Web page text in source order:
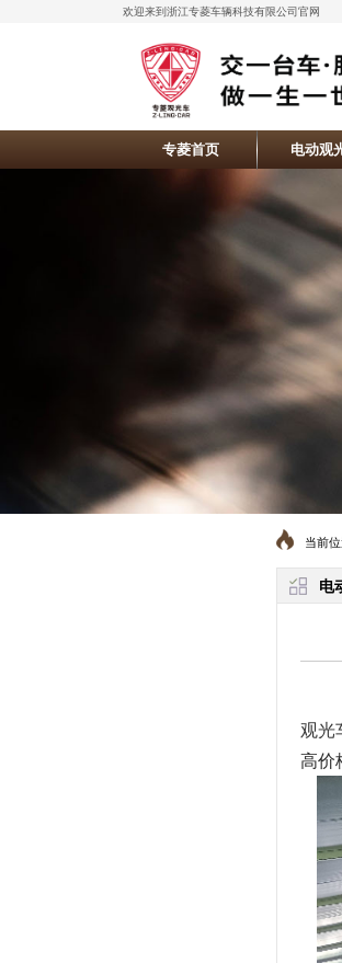
欢迎来到浙江专菱车辆科技有限公司官网
专菱首页 电动观
当前位
电
观光
高价